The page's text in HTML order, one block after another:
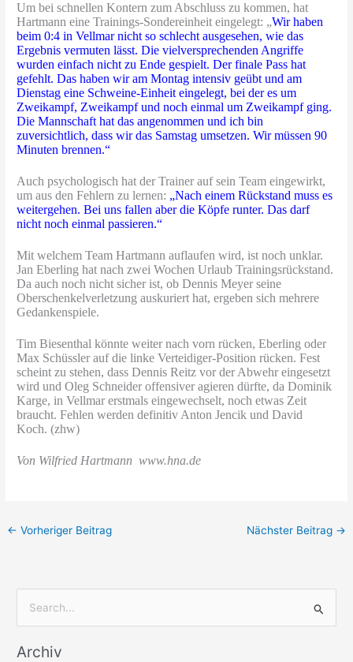
Um bei schnellen Kontern zum Abschluss zu kommen, hat
Hartmann eine Trainings-Sondereinheit eingelegt: „Wir haben
beim 0:4 in Vellmar nicht so schlecht ausgesehen, wie das
Ergebnis vermuten lässt. Die vielversprechenden Angriffe
wurden einfach nicht zu Ende gespielt. Der finale Pass hat
gefehlt. Das haben wir am Montag intensiv geübt und am
Dienstag eine Schweine-Einheit eingelegt, bei der es um
Zweikampf, Zweikampf und noch einmal um Zweikampf ging.
Die Mannschaft hat das angenommen und ich bin
zuversichtlich, dass wir das Samstag umsetzen. Wir müssen 90
Minuten brennen.“
Auch psychologisch hat der Trainer auf sein Team eingewirkt,
um aus den Fehlern zu lernen: „Nach einem Rückstand muss es
weitergehen. Bei uns fallen aber die Köpfe runter. Das darf
nicht noch einmal passieren.“
Mit welchem Team Hartmann auflaufen wird, ist noch unklar.
Jan Eberling hat nach zwei Wochen Urlaub Trainingsrückstand.
Da auch noch nicht sicher ist, ob Dennis Meyer seine
Oberschenkelverletzung auskuriert hat, ergeben sich mehrere
Gedankenspiele.
Tim Biesenthal könnte weiter nach vorn rücken, Eberling oder
Max Schüssler auf die linke Verteidiger-Position rücken. Fest
scheint zu stehen, dass Dennis Reitz vor der Abwehr eingesetzt
wird und Oleg Schneider offensiver agieren dürfte, da Dominik
Karge, in Vellmar erstmals eingewechselt, noch etwas Zeit
braucht. Fehlen werden definitiv Anton Jencik und David
Koch. (zhw)
Von Wilfried Hartmann www.hna.de
← Vorheriger Beitrag Nächster Beitrag →
c
Archiv